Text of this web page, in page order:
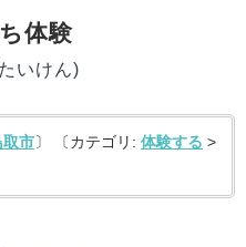
ョン
体験
いけん)
取市〕 〔カテゴリ: 体験する >